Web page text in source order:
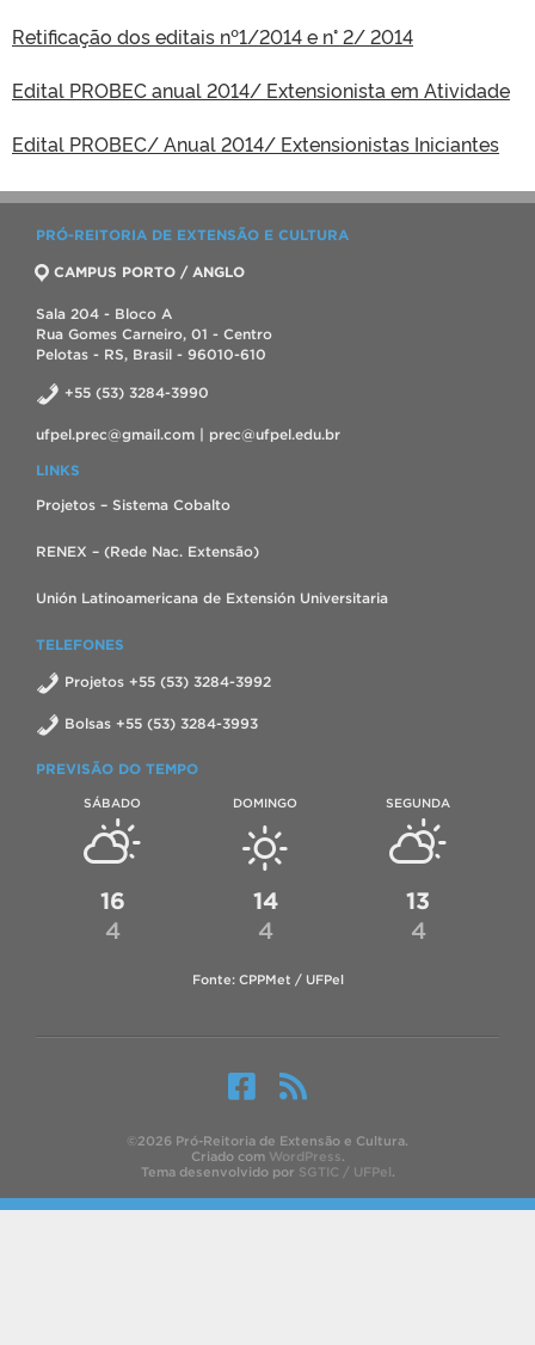
Retificação dos editais nº1/2014 e n° 2/ 2014
Edital PROBEC anual 2014/ Extensionista em Atividade
Edital PROBEC/ Anual 2014/ Extensionistas Iniciantes
PRÓ-REITORIA DE EXTENSÃO E CULTURA
CAMPUS PORTO / ANGLO
Sala 204 - Bloco A
Rua Gomes Carneiro, 01 - Centro
Pelotas - RS, Brasil - 96010-610
+55 (53) 3284-3990
ufpel.prec@gmail.com | prec@ufpel.edu.br
LINKS
Projetos – Sistema Cobalto
RENEX – (Rede Nac. Extensão)
Unión Latinoamericana de Extensión Universitaria
TELEFONES
Projetos +55 (53) 3284-3992
Bolsas +55 (53) 3284-3993
PREVISÃO DO TEMPO
SÁBADO
16
4
DOMINGO
14
4
SEGUNDA
13
4
Fonte: CPPMet / UFPel
©2026 Pró-Reitoria de Extensão e Cultura.
Criado com WordPress.
Tema desenvolvido por SGTIC / UFPel.